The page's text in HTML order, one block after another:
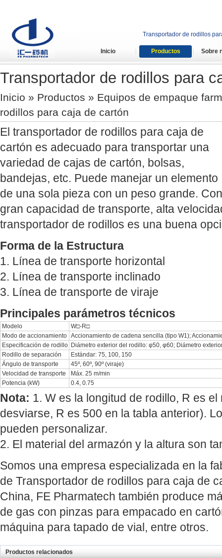
Transportador de rodillos
Inicio Productos Sobre
Transportador de rodillos para
Inicio » Productos » Equipos de empaque
rodillos para caja de cartón
El transportador de rodillos para caja de
cartón es adecuado para transportar una
variedad de cajas de cartón, bolsas,
bandejas, etc. Puede manejar un elemento
de una sola pieza con un peso grande. Con
gran capacidad de transporte, alta
transportador de rodillos es una buena
Forma de la Estructura
1. Línea de transporte horizontal
2. Línea de transporte inclinado
3. Línea de transporte de viraje
Principales parámetros técnicos
Modelo
W□-R□
Modo de accionamiento Accionamiento de cadena sencilla (tipo W1);
Especificación de rodillo Diámetro exterior del rodillo: φ50, φ60; Diámetro
Rodillo de separación
Estándar: 75, 100, 150
Ángulo de transporte
45º, 60º, 90º (viraje)
Velocidad de transporte
Máx. 25 m/min
Potencia (kW)
0.4, 0.75
Nota: 1. W es la longitud de rodillo, R es
desviarse, R es 500 en la tabla anterior).
pueden personalizar.
2. El material del armazón y la altura son
Somos una empresa especializada en la
de Transportador de rodillos para caja de
China, FE Pharmatech también produce
de gas con pinzas para empacado en
máquina para tapado de vial, entre otros.
Productos relacionados